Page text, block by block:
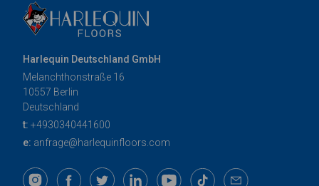
Harlequin Deutschland GmbH
Melanchthonstraße 16
10557 Berlin
Deutschland
t: +4930340441600
e: anfrage@harlequinfloors.com